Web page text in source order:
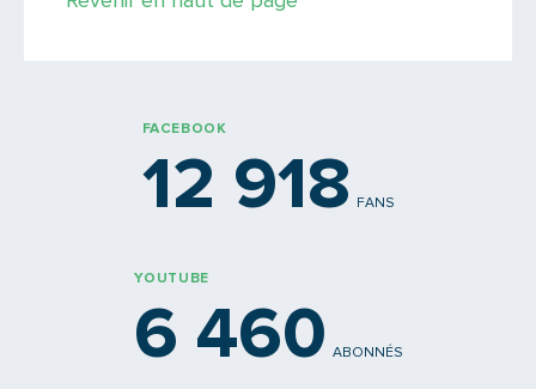
FACEBOOK
12 918 FANS
YOUTUBE
6 460 ABONNÉS